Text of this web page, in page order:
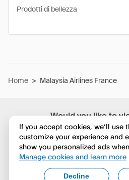
Would you like to
in
No, continua a
Yes, change to
Prodotti di bellezza
Home > Malaysia Airlines France
If you accept cookies, we’ll use
customize your experience and
show you personalized ads
Manage cookies and learn more
Decline